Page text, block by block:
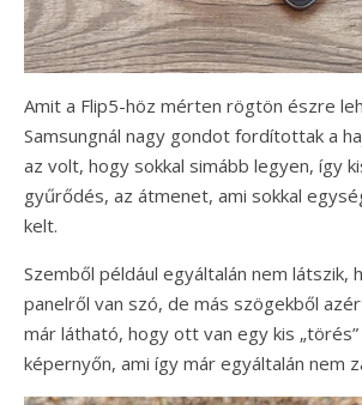
Amit a Flip5-höz mérten rögtön észre
Samsungnál nagy gondot fordítottak a
az volt, hogy sokkal simább legyen, így
gyűrődés, az átmenet, ami sokkal
kelt.
Szemből például egyáltalán nem látszik,
panelről van szó, de más szögekből
már látható, hogy ott van egy kis
képernyőn, ami így már egyáltalán nem